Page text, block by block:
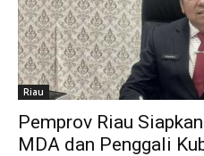
Riau
Pemprov Riau
MDA dan Penggali